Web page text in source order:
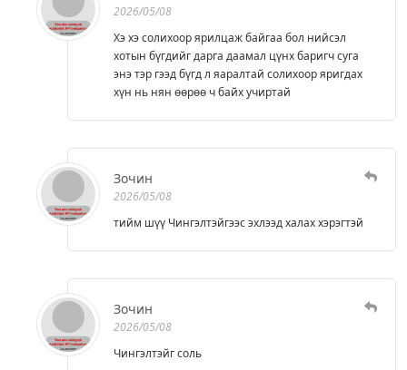
2026/05/08
Хэ хэ солихоор ярилцаж байгаа бол нийсэл
хотын бүгдийг дарга даамал цүнх баригч суга
энэ тэр гээд бүгд л яаралтай солихоор яригдах
хүн нь нян өөрөө ч байх учиртай
Зочин
2026/05/08
тийм шүү Чингэлтэйгээс эхлээд халах хэрэгтэй
Зочин
2026/05/08
Чингэлтэйг соль